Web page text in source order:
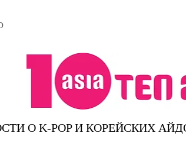
О K-POP И КОРЕЙСКИХ